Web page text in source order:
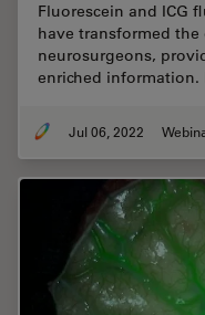
Fluorescein and ICG
have transformed
neurosurgeons,
enriched
Jul 06, 2022